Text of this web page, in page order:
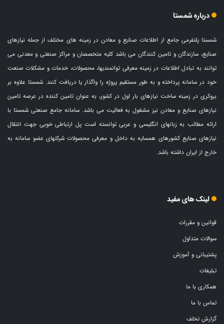
درباره شمستا
شمستا پلتفرمی جامع از اطلاعات صنایع و معادن در زمینه های مختلف از جمله نیازهای
صنایع، سازندگان و تامین کنندگان می باشد کلیه متخصصان و مراکز صنعتی و معدنی می
توانند به تبادل اطلاعات در زمینه معرفی توانمندیها، محصولات، خدمات و مشکلات صنعت
خود در سامانه پرداخته و به طور مستقیم پروژه را واگذار یا دریافت کنند. شمستا علاوه بر
بروکری در زمینه ساخت نیازهای بار اول در کشور، به عنوان تامین کننده در عرصه تامین
نیازهای صنایع و معادن نیز مشغول به فعالیت می باشد. سامانه جامع صنعتی شمستا با
ارائه مطالب به زبانهای انگلیسی و عربی توانسته است پل ارتباطی خوبی جهت انتقال
نیازهای صنایع کشورهای همسایه به داخل و معرفی محصولات شرکتهای عضو سامانه به
خارج از ایران داشته باشد.
لینک های مفید
قوانین و مقررات
سوالات متداول
پشتیبانی و آموزش
تبلیغات
همکاری با ما
تماس با ما
گزارش تخلف